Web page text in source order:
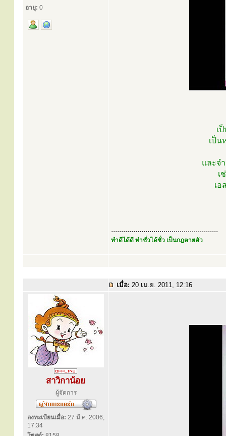
อายุ: 0
เ
เป็น
และจ
เ
เอ
.....................................................
ทำดีได้ดี ทำชั่วได้ชั่ว เป็นกฎตายตัว
เมื่อ: 20 เม.ย. 2011, 12:16
สาวิกาน้อย
ผู้จัดการ
ลงทะเบียนเมื่อ: 27 มี.ค. 2006,
17:34